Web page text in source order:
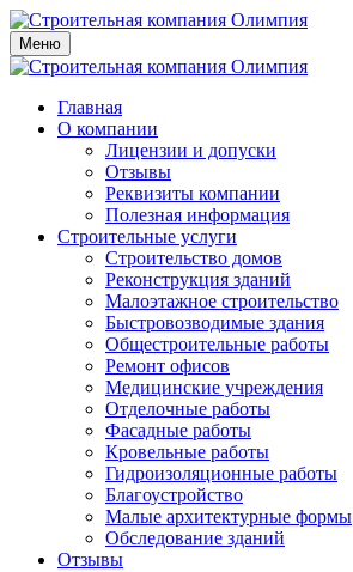
Меню
Главная
О компании
Лицензии и допуски
Отзывы
Реквизиты компании
Полезная информация
Строительные услуги
Строительство домов
Реконструкция зданий
Малоэтажное строительство
Быстровозводимые здания
Общестроительные работы
Ремонт офисов
Медицинские учреждения
Отделочные работы
Фасадные работы
Кровельные работы
Гидроизоляционные работы
Благоустройство
Малые архитектурные формы
Обследование зданий
Отзывы